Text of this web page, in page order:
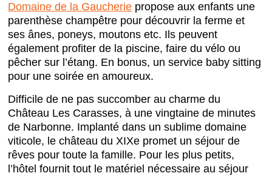
Domaine de la Gaucherie propose aux enfants une
parenthèse champêtre pour découvrir la ferme et
ses ânes, poneys, moutons etc. Ils peuvent
également profiter de la piscine, faire du vélo ou
pêcher sur l’étang. En bonus, un service baby sitting
pour une soirée en amoureux.
Difficile de ne pas succomber au charme du
Château Les Carasses, à une vingtaine de minutes
de Narbonne. Implanté dans un sublime domaine
viticole, le château du XIXe promet un séjour de
rêves pour toute la famille. Pour les plus petits,
l’hôtel fournit tout le matériel nécessaire au séjour